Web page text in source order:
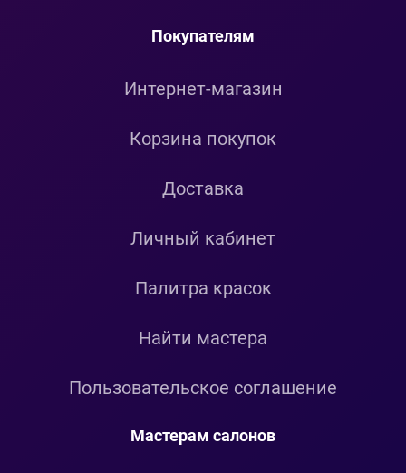
Покупателям
Интернет-магазин
Корзина покупок
Доставка
Личный кабинет
Палитра красок
Найти мастера
Пользовательское соглашение
Мастерам салонов